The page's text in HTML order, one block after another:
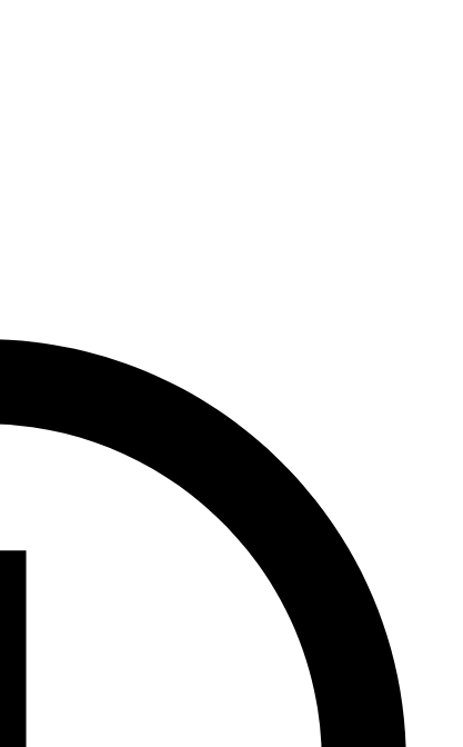
obiektu zapewniony jest dostęp do internetu Wi-Fi.